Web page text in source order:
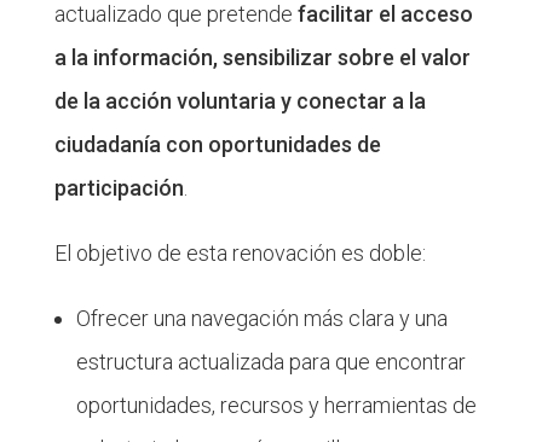
actualizado que pretende facilitar el acceso
a la información, sensibilizar sobre el valor
de la acción voluntaria y conectar a la
ciudadanía con oportunidades de
participación
El objetivo de esta renovación es doble:
Ofrecer una navegación más clara y una
estructura actualizada para que encontrar
oportunidades, recursos y herramientas de